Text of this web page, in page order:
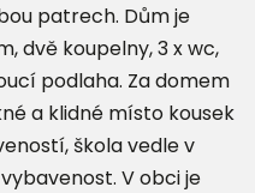
patrech. Dům je
dvě koupelny, 3 x wc,
podlaha. Za domem
a klidné místo kousek
škola vedle v
V obci je